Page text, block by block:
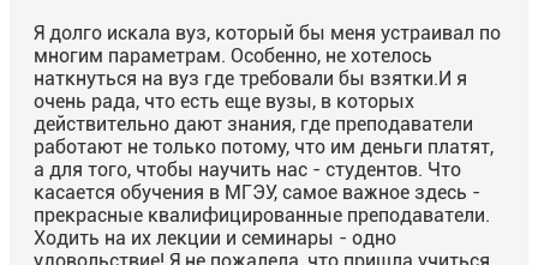
Я долго искала вуз, который бы меня устраивал по
многим параметрам. Особенно, не хотелось
наткнуться на вуз где требовали бы взятки.И я
очень рада, что есть еще вузы, в которых
действительно дают знания, где преподаватели
работают не только потому, что им деньги платят,
а для того, чтобы научить нас - студентов. Что
касается обучения в МГЭУ, самое важное здесь -
прекрасные квалифицированные преподаватели.
Ходить на их лекции и семинары - одно